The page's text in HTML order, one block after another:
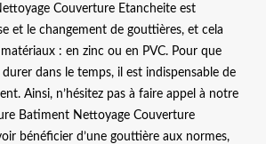
Couverture Etancheite est
et le changement de gouttières, et cela
: en zinc ou en PVC. Pour que
dans le temps, il est indispensable de
Ainsi, n’hésitez pas à faire appel à notre
Batiment Nettoyage Couverture
bénéficier d’une gouttière aux normes,